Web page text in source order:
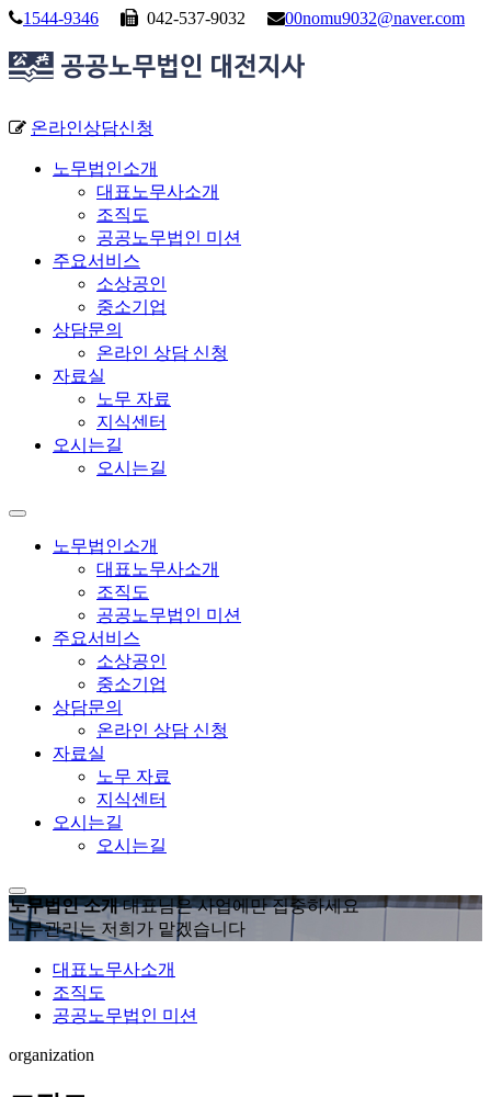
1544-9346 042-537-9032 00nomu9032@naver.com
온라인상담신청
노무법인소개
대표노무사소개
조직도
공공노무법인 미션
주요서비스
소상공인
중소기업
상담문의
온라인 상담 신청
자료실
노무 자료
지식센터
오시는길
오시는길
노무법인소개
대표노무사소개
조직도
공공노무법인 미션
주요서비스
소상공인
중소기업
상담문의
온라인 상담 신청
자료실
노무 자료
지식센터
오시는길
오시는길
노무법인 소개 대표님은 사업에만 집중하세요
노무관리는 저희가 맡겠습니다
대표노무사소개
조직도
공공노무법인 미션
organization